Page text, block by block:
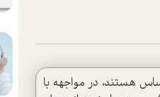
هستند، در مواجهه با